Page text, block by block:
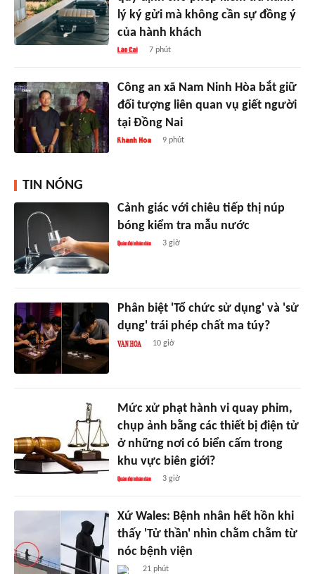
lý ký gửi mà không cần sự đồng ý
của hành khách
7 phút
Công an xã Nam Ninh Hòa bắt giữ
đối tượng liên quan vụ giết người
tại Đồng Nai
9 phút
TIN NÓNG
Cảnh giác với chiêu tiếp thị núp
bóng kiểm tra mẫu nước
3 giờ
Phân biệt 'Tổ chức sử dụng' và 'sử
dụng' trái phép chất ma túy?
10 giờ
Mức xử phạt hành vi quay phim,
chụp ảnh bằng các thiết bị điện tử
ở những nơi có biển cấm trong
khu vực biên giới?
3 giờ
Xứ Wales: Bệnh nhân hết hồn khi
thấy 'Tử thần' nhìn chằm chằm từ
nóc bệnh viện
21 phút